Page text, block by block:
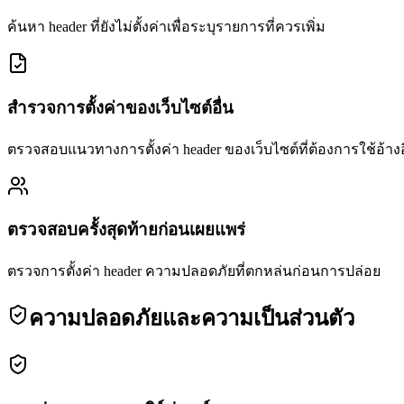
ค้นหา header ที่ยังไม่ตั้งค่าเพื่อระบุรายการที่ควรเพิ่ม
สำรวจการตั้งค่าของเว็บไซต์อื่น
ตรวจสอบแนวทางการตั้งค่า header ของเว็บไซต์ที่ต้องการใช้อ้าง
ตรวจสอบครั้งสุดท้ายก่อนเผยแพร่
ตรวจการตั้งค่า header ความปลอดภัยที่ตกหล่นก่อนการปล่อย
ความปลอดภัยและความเป็นส่วนตัว